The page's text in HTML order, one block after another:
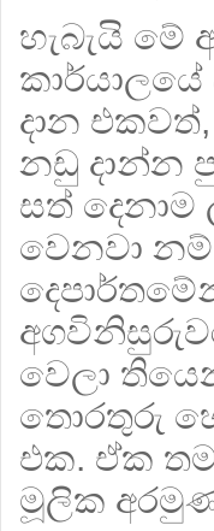
හැබැයි
දාන
නඩු දාන්න
සත්
වෙනවා
වෙලා
තොරතුරු
එක. ඒක
මූලික